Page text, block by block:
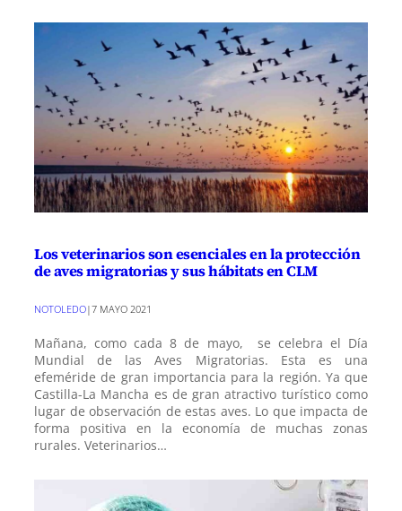
Los veterinarios son esenciales en la protección
de aves migratorias y sus hábitats en CLM
NOTOLEDO|7 MAYO 2021
Mañana, como cada 8 de mayo, se celebra el Día
Mundial de las Aves Migratorias. Esta es una
efeméride de gran importancia para la región. Ya que
Castilla-La Mancha es de gran atractivo turístico como
lugar de observación de estas aves. Lo que impacta de
forma positiva en la economía de muchas zonas
rurales. Veterinarios…